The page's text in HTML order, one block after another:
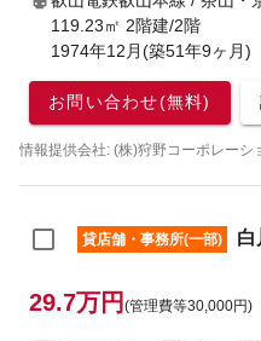
119.23㎡ 2階建/2階
1974年12月(築51年9ヶ月)
お問い合わせ(無料)
情報提供会社: (株)狩野コーポレーシ
貸店舗・事務所(一部) 白
29.7万円 (管理費等30,000円)